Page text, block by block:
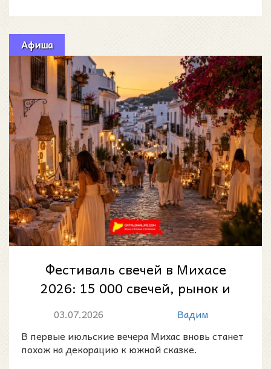
Афиша
Фестиваль свечей в Михасе
2026: 15 000 свечей, рынок и
уличные шоу
03.07.2026
Вадим
В первые июльские вечера Михас вновь станет
похож на декорацию к южной сказке.